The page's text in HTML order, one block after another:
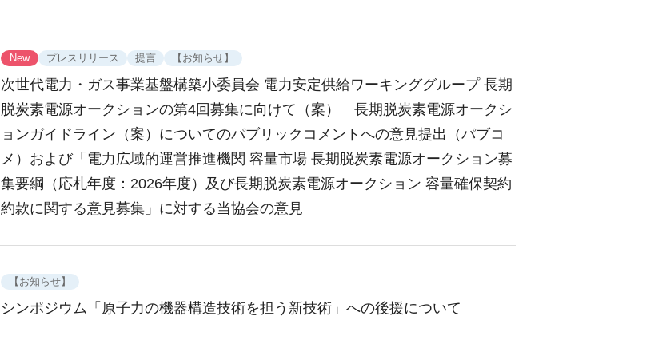
New プレスリリース 提言 【お知らせ】
次世代電力・ガス事業基盤構築小委員会 電力安定供給ワーキンググループ 長期
脱炭素電源オークションの第4回募集に向けて（案） 長期脱炭素電源オークシ
ョンガイドライン（案）についてのパブリックコメントへの意見提出（パブコ
メ）および「電力広域的運営推進機関 容量市場 長期脱炭素電源オークション募
集要綱（応札年度：2026年度）及び長期脱炭素電源オークション 容量確保契約
約款に関する意見募集」に対する当協会の意見
【お知らせ】
シンポジウム「原子力の機器構造技術を担う新技術」への後援について